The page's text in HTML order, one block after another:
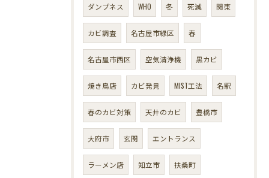
ダンプネス WHO 冬 死滅 関東
カビ調査 名古屋市緑区 春
名古屋市西区 空気清浄機 黒カビ
焼き鳥店 カビ発見 MIST工法 名駅
春のカビ対策 天井のカビ 豊橋市
大府市 玄関 エントランス
ラーメン店 知立市 扶桑町